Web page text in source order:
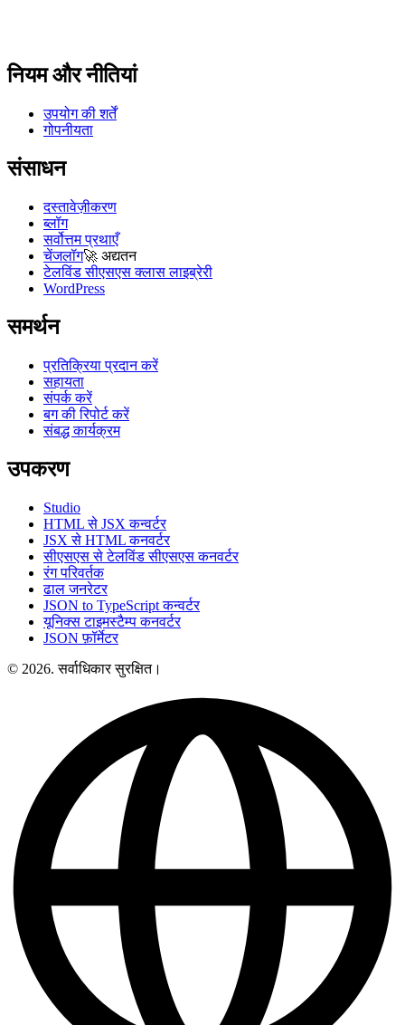
नियम और नीतियां
उपयोग की शर्तें
गोपनीयता
संसाधन
दस्तावेज़ीकरण
ब्लॉग
सर्वोत्तम प्रथाएँ
चेंजलॉग🚀 अद्यतन
टेलविंड सीएसएस क्लास लाइब्रेरी
WordPress
समर्थन
प्रतिक्रिया प्रदान करें
सहायता
संपर्क करें
बग की रिपोर्ट करें
संबद्ध कार्यक्रम
उपकरण
Studio
HTML से JSX कन्वर्टर
JSX से HTML कनवर्टर
सीएसएस से टेलविंड सीएसएस कनवर्टर
रंग परिवर्तक
ढाल जनरेटर
JSON to TypeScript कन्वर्टर
यूनिक्स टाइमस्टैम्प कनवर्टर
JSON फ़ॉर्मेटर
© 2026. सर्वाधिकार सुरक्षित।